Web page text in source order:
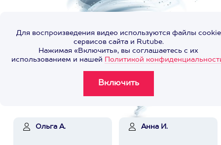
Для воспроизведения видео используются файлы cookie
сервисов сайта и Rutube.
Нажимая «Включить», вы соглашаетесь с их
использованием и нашей Политикой
Ольга А. Анна И.